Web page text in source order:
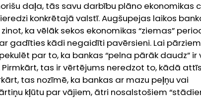
daļa, tās savu darbību plāno ekonomikas
konkrētajā valstī. Augšupejas laikos
ka vēlāk sekos ekonomikas “ziemas”
gadīties kādi negaidīti pavērsieni. Lai
par to, ka bankas “pelna pārāk daudz” ir
tas ir vērtējums neredzot to, kādā
tas nozīmē, ka bankas ar mazu peļņu vai
kļūtu par vājiem, ātri nosalstošiem